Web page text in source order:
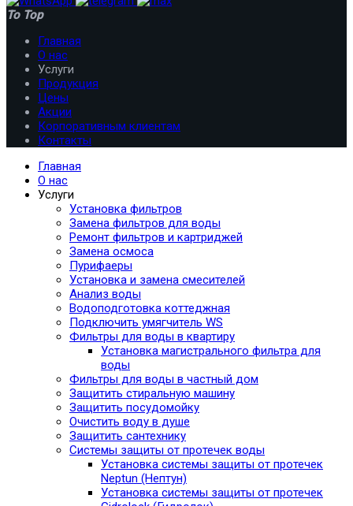
To Top
Главная
О нас
Услуги
Продукция
Цены
Акции
Корпоративным клиентам
Контакты
Главная
О нас
Услуги
Установка фильтров
Замена фильтров для воды
Ремонт фильтров и картриджей
Замена осмоса
Пурифаеры
Установка и замена смесителей
Анализ воды
Водоподготовка коттеджная
Подключить умягчитель WS
Фильтры для воды в квартиру
Установка магистрального фильтра для
воды
Фильтры для воды в частный дом
Защитить стиральную машину
Защитить посудомойку
Очистить воду в душе
Защитить сантехнику
Системы защиты от протечек воды
Установка системы защиты от протечек
Neptun (Нептун)
Установка системы защиты от протечек